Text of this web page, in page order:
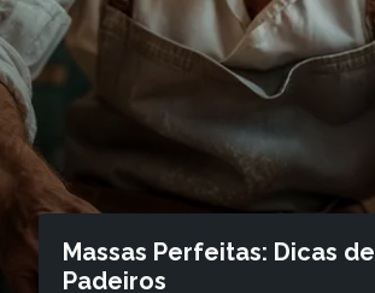
Massas Perfeitas: Dicas de
Padeiros